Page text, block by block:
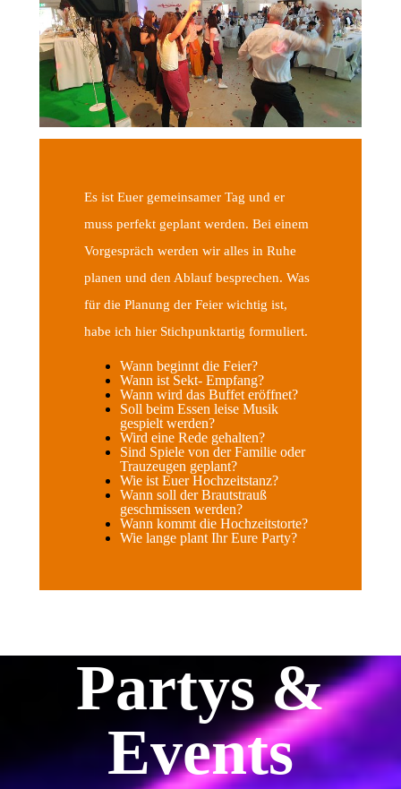
Es ist Euer gemeinsamer Tag und er
muss perfekt geplant werden. Bei einem
Vorgespräch werden wir alles in Ruhe
planen und den Ablauf besprechen. Was
für die Planung der Feier wichtig ist,
habe ich hier Stichpunktartig formuliert.
Wann beginnt die Feier?
Wann ist Sekt- Empfang?
Wann wird das Buffet eröffnet?
Soll beim Essen leise Musik
gespielt werden?
Wird eine Rede gehalten?
Sind Spiele von der Familie oder
Trauzeugen geplant?
Wie ist Euer Hochzeitstanz?
Wann soll der Brautstrauß
geschmissen werden?
Wann kommt die Hochzeitstorte?
Wie lange plant Ihr Eure Party?
Partys &
Events